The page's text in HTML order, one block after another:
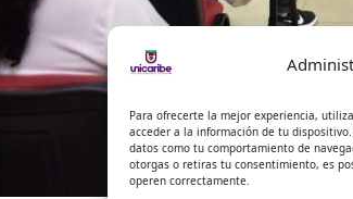
Para ofrecerte la mejor experiencia,
acceder a la información de tu
datos como tu comportamiento de
otorgas o retiras tu consentimiento, es
operen correctamente.